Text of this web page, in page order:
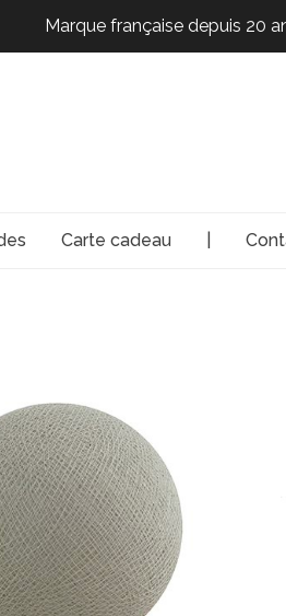
Marque française depuis 20
Marque française depuis 20
Carte cadeau